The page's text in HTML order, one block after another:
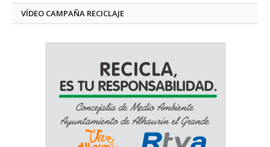
VÍDEO CAMPAÑA RECICLAJE